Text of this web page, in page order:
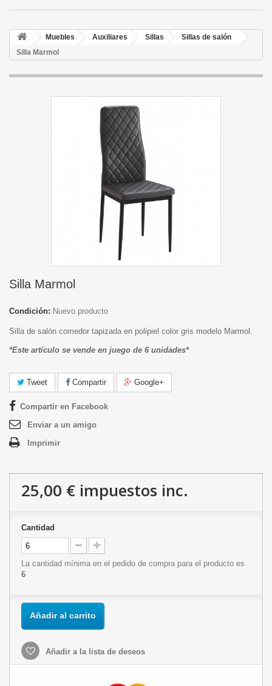
Muebles Auxiliares Sillas
Sillas de salón
Silla Marmol
Silla Marmol
Condición: Nuevo producto
Silla de salón comedor tapizada en polipiel color gris modelo Marmol.
*Este artículo se vende en juego de 6 unidades*
Tweet Compartir Google+
Compartir en Facebook
Enviar a un amigo
Imprimir
25,00 € impuestos inc.
Cantidad
La cantidad mínima en el pedido de compra para el producto es
6
Añadir al carrito
Añadir a la lista de deseos